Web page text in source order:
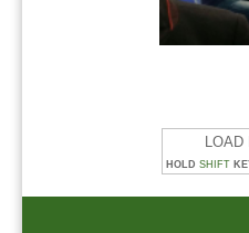
LOAD
HOLD SHIFT